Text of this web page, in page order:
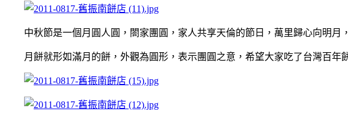
中秋節是一個月圓人圓，閤家團圓，家人共享天倫的節日，萬里歸心向明月
月餅就形如滿月的餅，外觀為圓形，表示團圓之意，希望大家吃了台灣百年